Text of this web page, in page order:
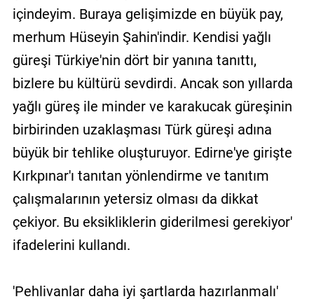
içindeyim. Buraya gelişimizde en büyük pay,
merhum Hüseyin Şahin'indir. Kendisi yağlı
güreşi Türkiye'nin dört bir yanına tanıttı,
bizlere bu kültürü sevdirdi. Ancak son yıllarda
yağlı güreş ile minder ve karakucak güreşinin
birbirinden uzaklaşması Türk güreşi adına
büyük bir tehlike oluşturuyor. Edirne'ye girişte
Kırkpınar'ı tanıtan yönlendirme ve tanıtım
çalışmalarının yetersiz olması da dikkat
çekiyor. Bu eksikliklerin giderilmesi gerekiyor'
ifadelerini kullandı.
'Pehlivanlar daha iyi şartlarda hazırlanmalı'